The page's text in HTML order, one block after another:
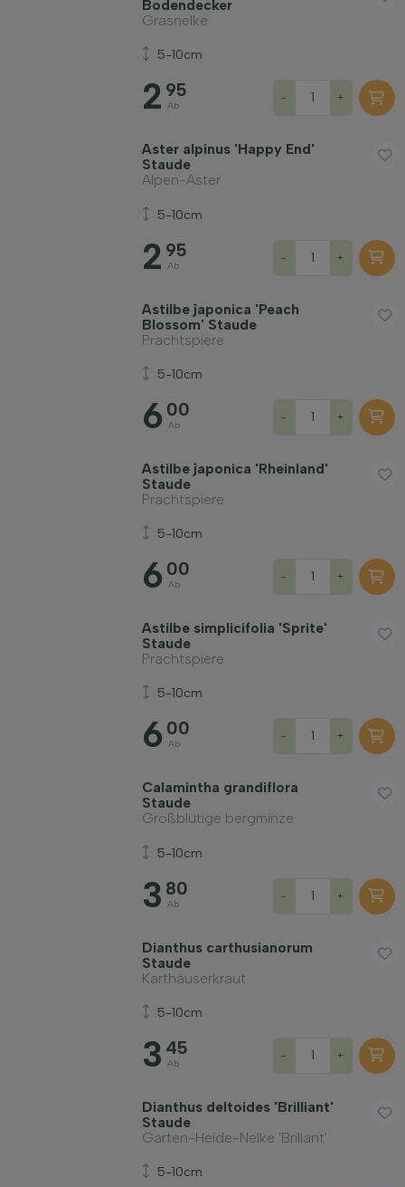
Bodendecker
Grasnelke
5-10cm
2 95
Ab
- +
Aster alpinus 'Happy End'
Staude
Alpen-Aster
5-10cm
2 95
Ab
- +
Astilbe japonica 'Peach
Blossom' Staude
Prachtspiere
5-10cm
6 00
Ab
- +
Astilbe japonica 'Rheinland'
Staude
Prachtspiere
5-10cm
6 00
Ab
- +
Astilbe simplicifolia 'Sprite'
Staude
Prachtspiere
5-10cm
6 00
Ab
- +
Calamintha grandiflora
Staude
Großblütige bergminze
5-10cm
3 80
Ab
- +
Dianthus carthusianorum
Staude
Karthäuserkraut
5-10cm
3 45
Ab
- +
Dianthus deltoides 'Brilliant'
Staude
Garten-Heide-Nelke 'Brillant'
5-10cm